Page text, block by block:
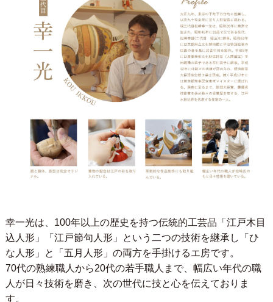
幸一光は、100年以上の歴史を持つ伝統的工芸品「江戸木目
込人形」「江戸節句人形」という二つの技術を継承し「ひ
な人形」と「五月人形」の両方を手掛けるエ房です。
70代の熟練職人から20代の若手職人まで、幅広い年代の職
人が日々技術を磨き、次の世代に技と心を伝えておりま
す。